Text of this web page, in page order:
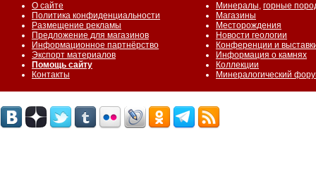
О сайте
Политика конфиденциальности
Размещение рекламы
Предложение для магазинов
Информационное партнёрство
Экспорт материалов
Помощь сайту
Контакты
Минералы, горные
Магазины
Месторождения
Новости геологии
Конференции и
Информация о камнях
Коллекции
Минералогический